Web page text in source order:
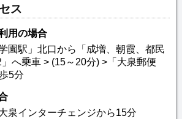
ス
用の場合
園駅」北口から「成増、朝霞、都民
へ乗車 > (15～20分) >「大泉郵便
5分
泉インターチェンジから15分